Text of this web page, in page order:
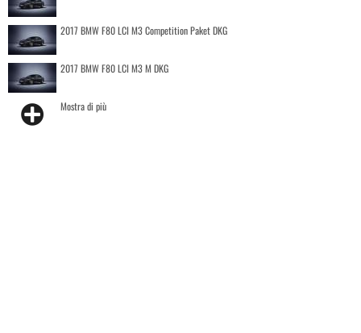
2017 BMW F80 LCI M3 Competition Paket DKG
2017 BMW F80 LCI M3 M DKG
Mostra di più